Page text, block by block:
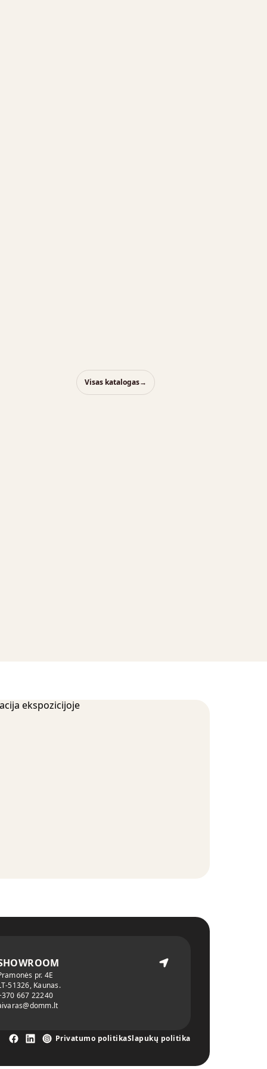
Visas katalogas→
pr. 4E
51326, Kaunas.
667 22240
Privatumo politikaSlapukų politika